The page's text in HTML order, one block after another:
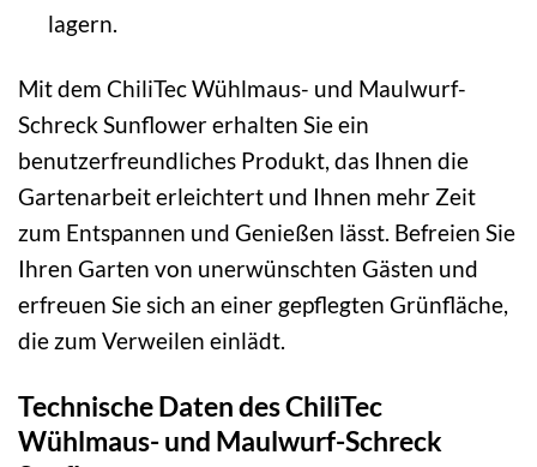
lagern.
Mit dem ChiliTec Wühlmaus- und Maulwurf-
Schreck Sunflower erhalten Sie ein
benutzerfreundliches Produkt, das Ihnen die
Gartenarbeit erleichtert und Ihnen mehr Zeit
zum Entspannen und Genießen lässt. Befreien Sie
Ihren Garten von unerwünschten Gästen und
erfreuen Sie sich an einer gepflegten Grünfläche,
die zum Verweilen einlädt.
Technische Daten des ChiliTec
Wühlmaus- und Maulwurf-Schreck